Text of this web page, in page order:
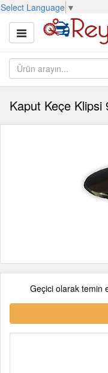
Select Language ▼
Kaput Keçe
Geçici olarak temin